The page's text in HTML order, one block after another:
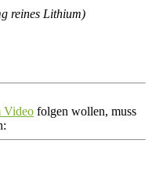
reines Lithium)
Video folgen wollen, muss